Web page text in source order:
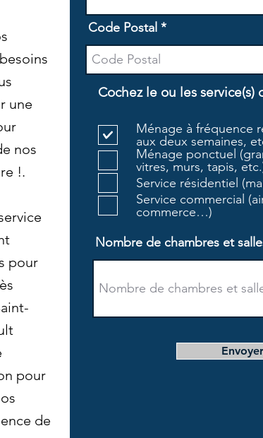
une
nos
!.
pour
pour
de
Code Postal
Cochez le ou les service(s)
Ménage à fréquence
aux deux semaines,
Ménage ponctuel
vitres, murs, tapis,
Service résidentiel
Service commercial
commerce…)
Nombre de chambres et
Envoyer